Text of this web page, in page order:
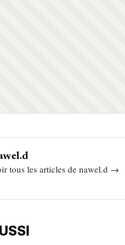
tous les articles de nawel.d →